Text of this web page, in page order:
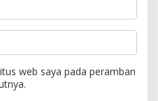
web saya pada peramban